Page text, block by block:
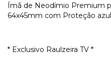
Ímã de Neodímio Premium
64x45mm com Proteção
* Exclusivo Raulzeira TV *